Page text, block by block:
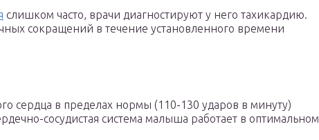
слишком часто, врачи диагностируют у него тахикардию.
сокращений в течение установленного времени
сердца в пределах нормы (110-130 ударов в минуту)
сосудистая система малыша работает в оптимальном